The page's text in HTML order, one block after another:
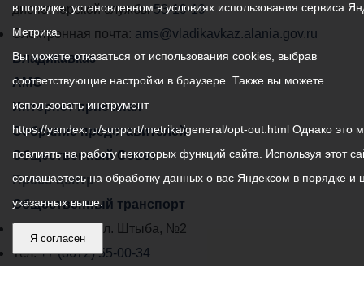
самоуправления
города
Владикавказ:
диспетчерской службы53-19-19
Электронная почта: ams@vladikavkaz.alania.gov.ru
Владикавказ
АМС
Интернет приемная
Собрание представителей
Общественный Совет
Пресс-центр
Общественный транспорт
Владикавказ, пл. Штыба, №2
Тел:+7 (8672) 55-00-34
в порядке, установленном в условиях использования сервиса
Метрика.
Вы можете отказаться от использования cookies, выбрав
соответствующие настройки в браузере. Также вы можете
использовать инструмент —
https://yandex.ru/support/metrika/general/opt-out.html Однако это
повлиять на работу некоторых функций сайта. Используя этот
соглашаетесь на обработку данных о вас Яндексом в порядке и
указанных выше.
Я согласен